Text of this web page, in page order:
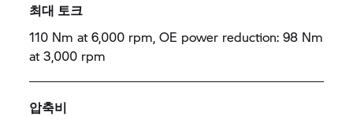
최대 토크
110 Nm at 6,000 rpm, OE power reduction: 98 Nm
at 3,000 rpm
압축비